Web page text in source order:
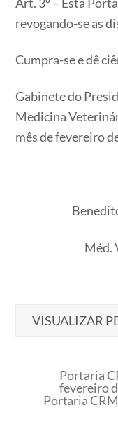
revogando-se as
Cumpra-se e dê
Gabinete do
Medicina
mês de fevereiro
Méd.
VISUALIZAR
Portaria
fevereiro
Portaria